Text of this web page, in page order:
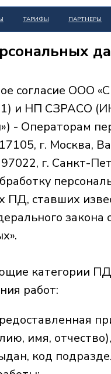
ПАРТНЕРЫ КОНТАКТЫ
согласие ООО
и НП СЗРАСО
- Операторам
г. Москва,
г. Санкт-
ПД, ставших
категории
работ:
имя,
код